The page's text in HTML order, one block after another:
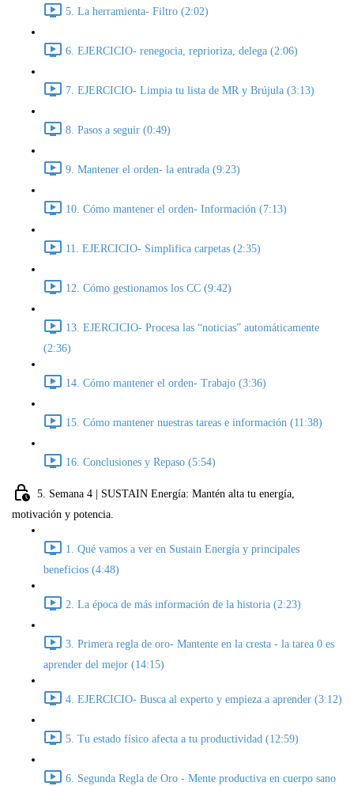
5. La herramienta- Filtro (2:02)
6. EJERCICIO- renegocia, reprioriza, delega (2:06)
7. EJERCICIO- Limpia tu lista de MR y Brújula (3:13)
8. Pasos a seguir (0:49)
9. Mantener el orden- la entrada (9:23)
10. Cómo mantener el orden- Información (7:13)
11. EJERCICIO- Simplifica carpetas (2:35)
12. Cómo gestionamos los CC (9:42)
13. EJERCICIO- Procesa las “noticias” automáticamente
(2:36)
14. Cómo mantener el orden- Trabajo (3:36)
15. Cómo mantener nuestras tareas e información (11:38)
16. Conclusiones y Repaso (5:54)
5. Semana 4 | SUSTAIN Energía: Mantén alta tu energía,
motivación y potencia.
1. Qué vamos a ver en Sustain Energía y principales
beneficios (4:48)
2. La época de más información de la historia (2:23)
3. Primera regla de oro- Mantente en la cresta - la tarea 0 es
aprender del mejor (14:15)
4. EJERCICIO- Busca al experto y empieza a aprender (3:12)
5. Tu estado físico afecta a tu productividad (12:59)
6. Segunda Regla de Oro - Mente productiva en cuerpo sano